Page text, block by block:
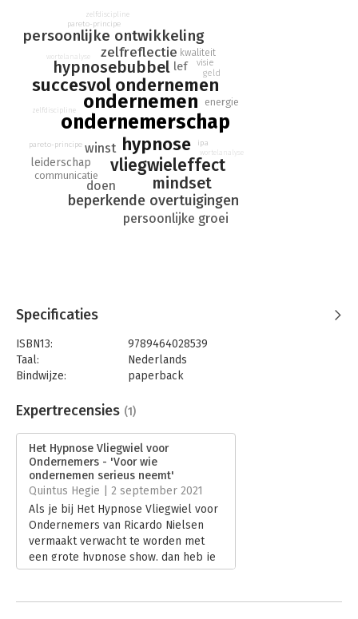
super op presteren. Die acht principes zijn samengebracht in
het hypnose vliegwiel voor ondernemers. Waarom hypnose?
Hypnose is de meest makkelijke manier om het onbewuste bij
te sturen en hierdoor beperkt je mindset je niet meer om
succesvol te zijn.
Dit is dus geen boek over de technische kanten van het
ondernemen, maar een boek dat zich richt op de mindset.
Ondernemen gaat namelijk grotendeels over de psyche. Deze
psyche beïnvloedt alle acties die een ondernemer neemt.
Het is geen boek om alleen maar te lezen, dit boek vraagt om
te gaan doen, om actie te ondernemen. Doen is ook één van de
succesprincipes in het vliegwiel.
ondernemerschap
ondernemen
hypnose
succesvol ondernemen
vliegwieleffect
hypnosebubbel
mindset
beperkende overtuigingen
zelfreflectie
persoonlijke ontwikkeling
winst
doen
persoonlijke groei
lef
communicatie
leiderschap
kwaliteit
visie
energie
ipa
geld
wortelanalyse
pareto-principe
zelfdiscipline
wortelanalyse
pareto-principe
zelfdiscipline
Specificaties
ISBN13:
9789464028539
Taal:
Nederlands
Bindwijze:
paperback
Uitgever:
meerwinstdoorhypnose
Verschijningsdatum:
3-6-2021
Hoofdrubriek: Ondernemen
Expertrecensies (1)
Het Hypnose Vliegwiel voor
Ondernemers - 'Voor wie
ondernemen serieus neemt'
Quintus Hegie | 2 september 2021
Als je bij Het Hypnose Vliegwiel voor
Ondernemers van Ricardo Nielsen
vermaakt verwacht te worden met
een grote hypnose show, dan heb je
het helemaal mis. Met dit op het
beschik je juist over een serieus